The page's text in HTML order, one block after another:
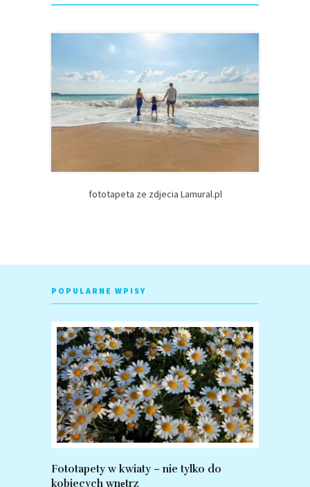
fototapeta ze zdjecia Lamural.pl
POPULARNE WPISY
Fototapety w kwiaty – nie tylko do
kobiecych wnętrz